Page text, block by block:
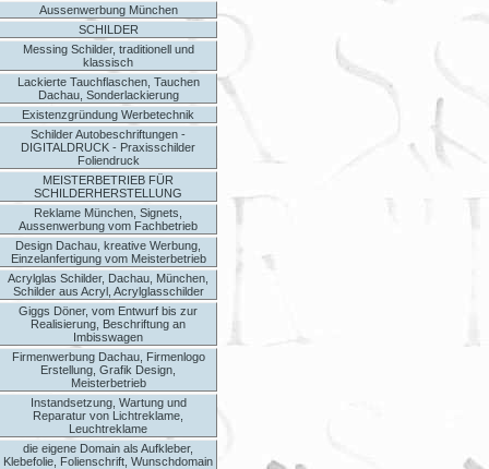
Aussenwerbung München
SCHILDER
Messing Schilder, traditionell und
klassisch
Lackierte Tauchflaschen, Tauchen
Dachau, Sonderlackierung
Existenzgründung Werbetechnik
Schilder Autobeschriftungen -
DIGITALDRUCK - Praxisschilder
Foliendruck
MEISTERBETRIEB FÜR
SCHILDERHERSTELLUNG
Reklame München, Signets,
Aussenwerbung vom Fachbetrieb
Design Dachau, kreative Werbung,
Einzelanfertigung vom Meisterbetrieb
Acrylglas Schilder, Dachau, München,
Schilder aus Acryl, Acrylglasschilder
Giggs Döner, vom Entwurf bis zur
Realisierung, Beschriftung an
Imbisswagen
Firmenwerbung Dachau, Firmenlogo
Erstellung, Grafik Design,
Meisterbetrieb
Instandsetzung, Wartung und
Reparatur von Lichtreklame,
Leuchtreklame
die eigene Domain als Aufkleber,
Klebefolie, Folienschrift, Wunschdomain